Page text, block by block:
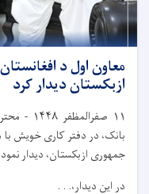
معاون اول د
ازبکستان دیدار کرد
۱۱ صفرالمظفر ۱۴۴۸ -
بانک، در دفتر کاری خویش با
جمهوری ازبکستان، دیدار نمود.
در این دیدار،. . .